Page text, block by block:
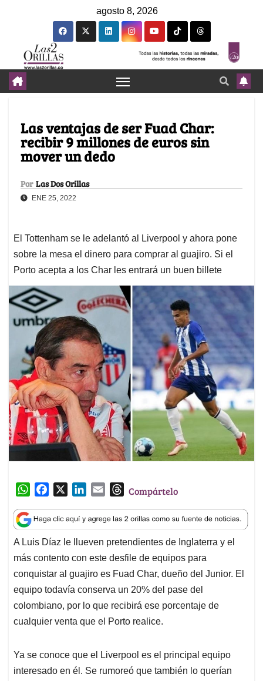
agosto 8, 2026
Las ventajas de ser Fuad Char:
recibir 9 millones de euros sin
mover un dedo
Por Las Dos Orillas
ENE 25, 2022
El Tottenham se le adelantó al Liverpool y ahora pone
sobre la mesa el dinero para comprar al guajiro. Si el
Porto acepta a los Char les entrará un buen billete
W
a
t
s
A
p
p
c
e
b
o
o
k
n
k
e
d
I
n
a
i
l
T
r
e
a
d
s
Compártelo
A Luis Díaz le llueven pretendientes de Inglaterra y el
más contento con este desfile de equipos para
conquistar al guajiro es Fuad Char, dueño del Junior. El
equipo todavía conserva un 20% del pase del
colombiano, por lo que recibirá ese porcentaje de
cualquier venta que el Porto realice.
Ya se conoce que el Liverpool es el principal equipo
interesado en él. Se rumoreó que también lo querían